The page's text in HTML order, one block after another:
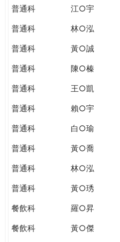
普通科
江○宇
普通科
林○泓
普通科
黃○誠
普通科
陳○榛
普通科
王○凱
普通科
賴○宇
普通科
白○瑜
普通科
黃○喬
普通科
林○泓
普通科
黃○琇
餐飲科
羅○昇
餐飲科
黃○傑